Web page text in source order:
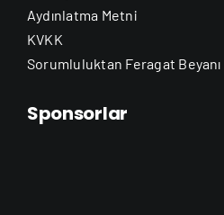
Aydınlatma Metni
KVKK
Sorumluluktan Feragat Beyanı
Sponsorlar